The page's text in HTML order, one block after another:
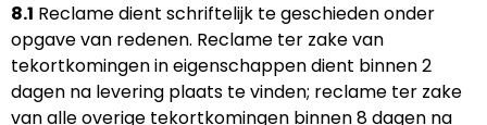
8.1 Reclame dient schriftelijk te geschieden onder
opgave van redenen. Reclame ter zake van
tekortkomingen in eigenschappen dient binnen 2
dagen na levering plaats te vinden; reclame ter zake
van alle overige tekortkomingen binnen 8 dagen na